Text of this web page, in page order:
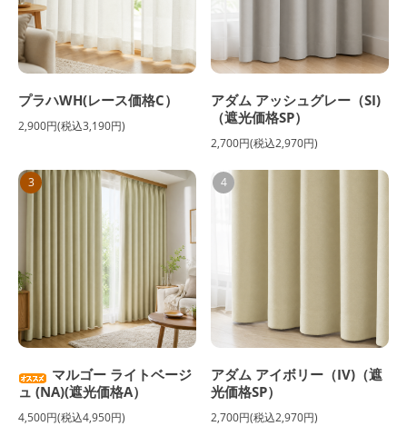
プラハWH(レース価格C）
2,900円(税込3,190円)
アダム アッシュグレー（SI)
（遮光価格SP）
2,700円(税込2,970円)
3
マルゴー ライトベージ
ュ (NA)(遮光価格A）
4,500円(税込4,950円)
4
アダム アイボリー（IV)（遮
光価格SP）
2,700円(税込2,970円)